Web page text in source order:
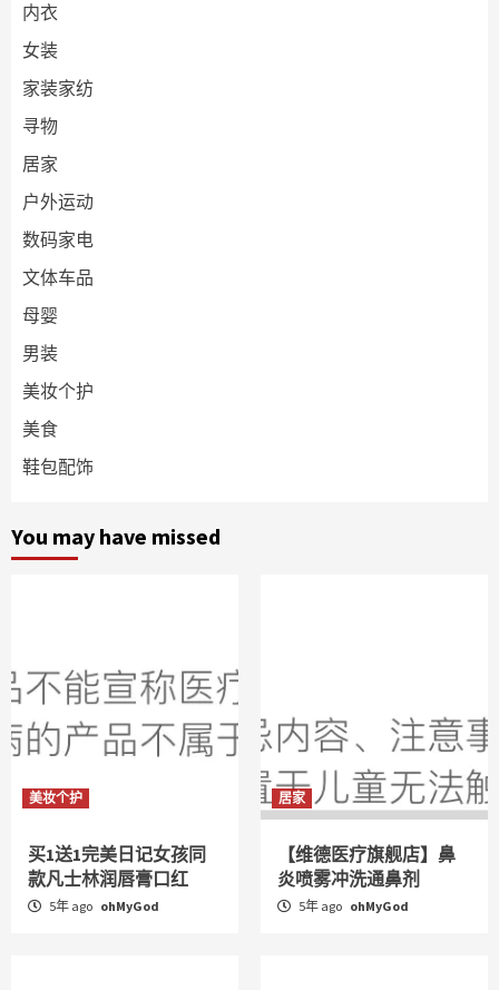
内衣
女装
家装家纺
寻物
居家
户外运动
数码家电
文体车品
母婴
男装
美妆个护
美食
鞋包配饰
You may have missed
美妆个护
买1送1完美日记女孩同
款凡士林润唇膏口红
5年 ago ohMyGod
居家
【维德医疗旗舰店】鼻
炎喷雾冲洗通鼻剂
5年 ago ohMyGod